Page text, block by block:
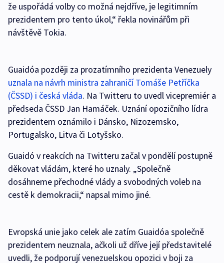
že uspořádá volby co možná nejdříve, je legitimním
prezidentem pro tento úkol,“ řekla novinářům při
návštěvě Tokia.
Guaidóa později za prozatímního prezidenta Venezuely
uznala na návrh ministra zahraničí Tomáše Petříčka
(ČSSD) i česká vláda. Na Twitteru to uvedl vicepremiér a
předseda ČSSD Jan Hamáček. Uznání opozičního lídra
prezidentem oznámilo i Dánsko, Nizozemsko,
Portugalsko, Litva či Lotyšsko.
Guaidó v reakcích na Twitteru začal v pondělí postupně
děkovat vládám, které ho uznaly. „Společně
dosáhneme přechodné vlády a svobodných voleb na
cestě k demokracii,“ napsal mimo jiné.
Evropská unie jako celek ale zatím Guaidóa společně
prezidentem neuznala, ačkoli už dříve její představitelé
uvedli, že podporují venezuelskou opozici v boji za